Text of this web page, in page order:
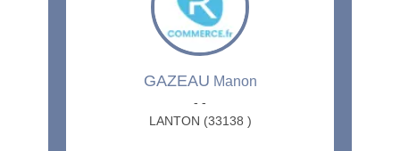
GAZEAU Manon
- -
LANTON (33138 )